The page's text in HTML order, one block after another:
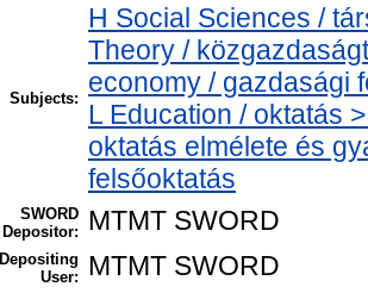
Subjects:
H Social Sciences /
Theory /
economy / gazdasági
L Education / oktatás
oktatás elmélete és
felsőoktatás
SWORD
Depositor:
MTMT SWORD
Depositing
User:
MTMT SWORD